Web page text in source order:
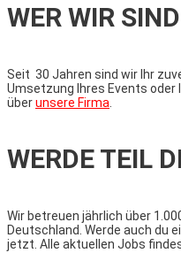
WER WIR SIND
Seit 30 Jahren sind wir Ihr
Umsetzung Ihres Events oder
überunsere Firma
WERDE TEIL
Wir betreuen jährlich über
Deutschland. Werde auch du
jetzt. Alle aktuellen Jobs